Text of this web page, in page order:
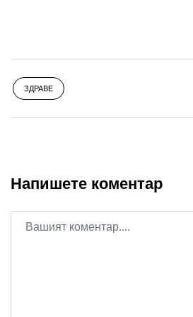
ЗДРАВЕ
Напишете коментар